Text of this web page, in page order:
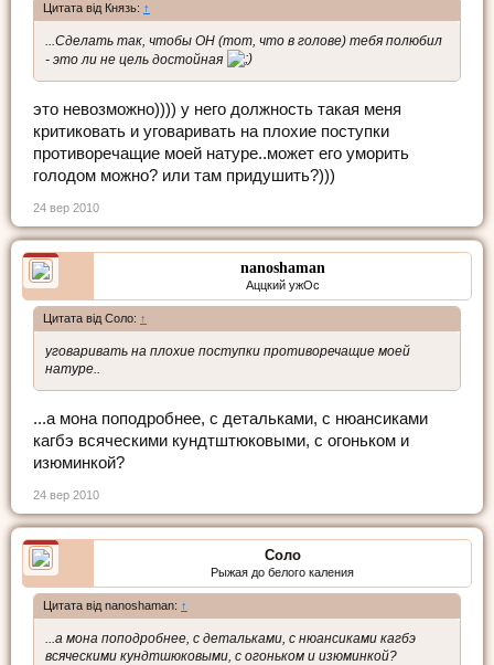
Цитата від Князь: ↑
...Сделать так, чтобы ОН (тот, что в голове) тебя полюбил
- это ли не цель достойная
это невозможно)))) у него должность такая меня
критиковать и уговаривать на плохие поступки
противоречащие моей натуре..может его уморить
голодом можно? или там придушить?)))
24 вер 2010
nanoshaman
Аццкий ужОс
Цитата від Соло: ↑
уговаривать на плохие поступки противоречащие моей
натуре..
...а мона поподробнее, с детальками, с нюансиками
кагбэ всяческими кундтштюковыми, с огоньком и
изюминкой?
24 вер 2010
Соло
Рыжая до белого каления
Цитата від nanoshaman: ↑
...а мона поподробнее, с детальками, с нюансиками кагбэ
всяческими кундтшюковыми, с огоньком и изюминкой?